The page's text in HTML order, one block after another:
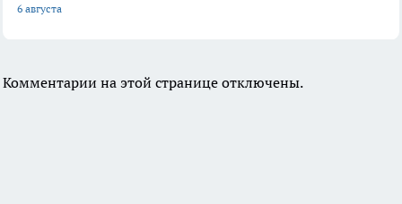
6 августа
Комментарии на этой странице отключены.